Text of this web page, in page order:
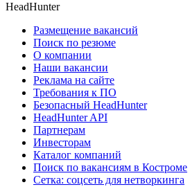
HeadHunter
Размещение вакансий
Поиск по резюме
О компании
Наши вакансии
Реклама на сайте
Требования к ПО
Безопасный HeadHunter
HeadHunter API
Партнерам
Инвесторам
Каталог компаний
Поиск по вакансиям в Костроме
Сетка: соцсеть для нетворкинга